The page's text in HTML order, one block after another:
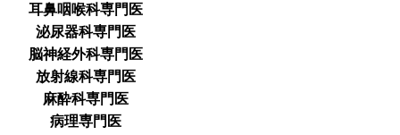
耳鼻咽喉科専門医
泌尿器科専門医
脳神経外科専門医
放射線科専門医
麻酔科専門医
病理専門医